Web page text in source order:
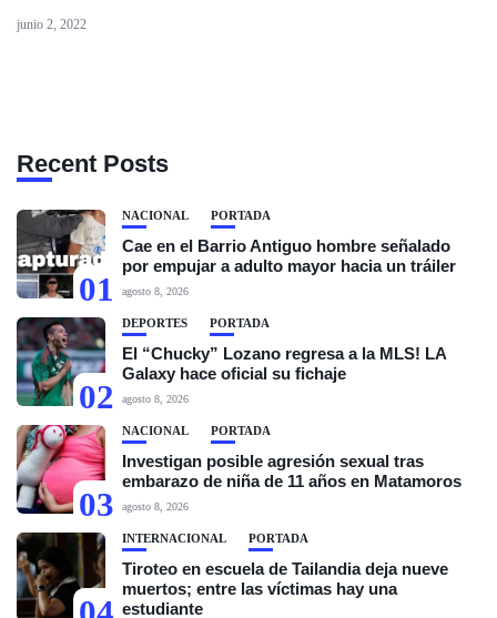
junio 2, 2022
Recent Posts
01
NACIONAL PORTADA
Cae en el Barrio Antiguo hombre señalado
por empujar a adulto mayor hacia un tráiler
agosto 8, 2026
02
DEPORTES PORTADA
El “Chucky” Lozano regresa a la MLS! LA
Galaxy hace oficial su fichaje
agosto 8, 2026
03
NACIONAL PORTADA
Investigan posible agresión sexual tras
embarazo de niña de 11 años en Matamoros
agosto 8, 2026
INTERNACIONAL PORTADA
Tiroteo en escuela de Tailandia deja nueve
muertos; entre las víctimas hay una
estudiante